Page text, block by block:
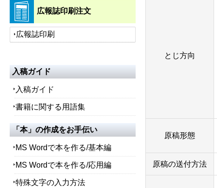
とじ方向
原稿形態
原稿の送付方法
広報誌印刷注文
広報誌印刷
入稿ガイド
入稿ガイド
書籍に関する用語集
「本」の作成をお手伝い
MS Wordで本を作る/基本編
MS Wordで本を作る/応用編
特殊文字の入力方法